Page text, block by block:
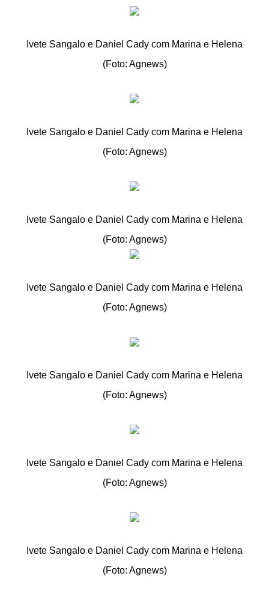
Ivete Sangalo e Daniel Cady com Marina e Helena
(Foto: Agnews)
Ivete Sangalo e Daniel Cady com Marina e Helena
(Foto: Agnews)
Ivete Sangalo e Daniel Cady com Marina e Helena
(Foto: Agnews)
Ivete Sangalo e Daniel Cady com Marina e Helena
(Foto: Agnews)
Ivete Sangalo e Daniel Cady com Marina e Helena
(Foto: Agnews)
Ivete Sangalo e Daniel Cady com Marina e Helena
(Foto: Agnews)
Ivete Sangalo e Daniel Cady com Marina e Helena
(Foto: Agnews)